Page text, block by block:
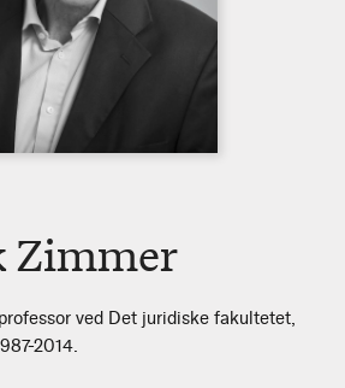
Zimmer
ved Det juridiske fakultetet,
2014.